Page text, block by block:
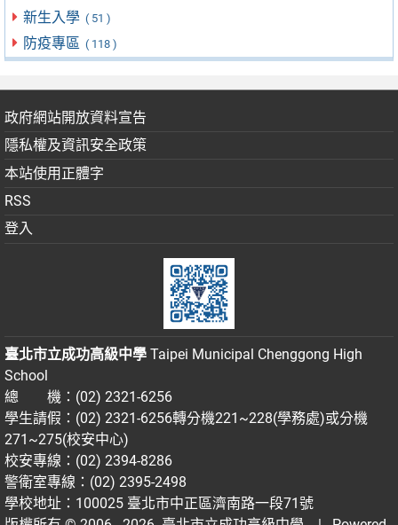
新生入學 ( 51 )
防疫專區 ( 118 )
政府網站開放資料宣告
隱私權及資訊安全政策
本站使用正體字
RSS
登入
臺北市立成功高級中學 Taipei Municipal Chenggong High
School
總 機：(02) 2321-6256
學生請假：(02) 2321-6256轉分機221~228(學務處)或分機
271~275(校安中心)
校安專線：(02) 2394-8286
警衛室專線：(02) 2395-2498
學校地址：100025 臺北市中正區濟南路一段71號